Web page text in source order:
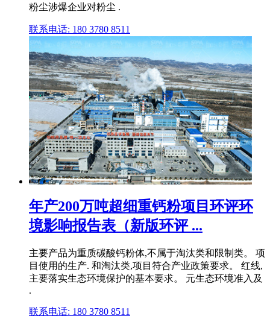
粉尘涉爆企业对粉尘 .
联系电话: 180 3780 8511
年产200万吨超细重钙粉项目环评环
境影响报告表（新版环评 ...
主要产品为重质碳酸钙粉体,不属于淘汰类和限制类。 项
目使用的生产. 和淘汰类,项目符合产业政策要求。 红线,
主要落实生态环境保护的基本要求。 元生态环境准入及
.
联系电话: 180 3780 8511